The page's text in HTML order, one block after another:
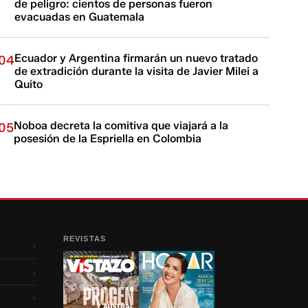
de peligro: cientos de personas fueron
evacuadas en Guatemala
Ecuador y Argentina firmarán un nuevo tratado
de extradición durante la visita de Javier Milei a
Quito
Noboa decreta la comitiva que viajará a la
posesión de la Espriella en Colombia
›
›
›
REVISTAS